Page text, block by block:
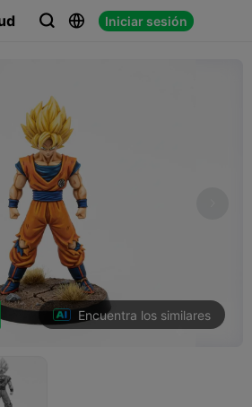
  Iniciar sesión
Encuentra los similares